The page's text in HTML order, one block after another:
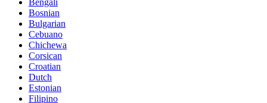
Bosnian
Bulgarian
Cebuano
Chichewa
Corsican
Croatian
Dutch
Estonian
Filipino